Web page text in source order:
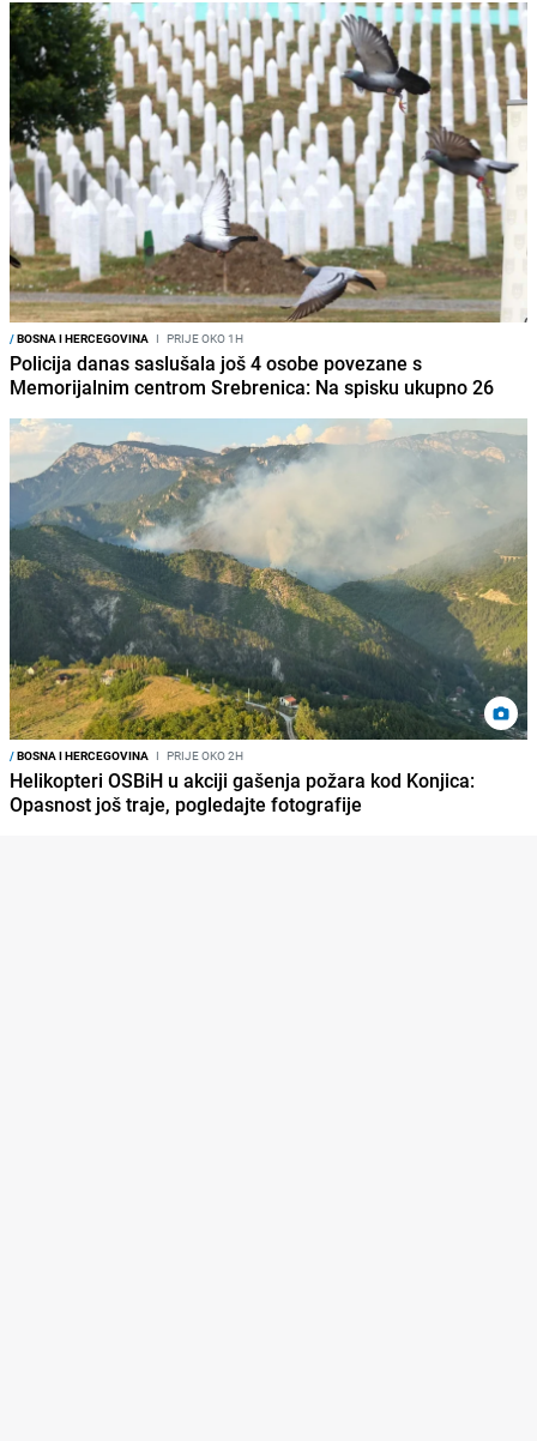
/BOSNA I HERCEGOVINA I PRIJE OKO 1H
Policija danas saslušala još 4 osobe povezane s
Memorijalnim centrom Srebrenica: Na spisku ukupno 26
/BOSNA I HERCEGOVINA I PRIJE OKO 2H
Helikopteri OSBiH u akciji gašenja požara kod Konjica:
Opasnost još traje, pogledajte fotografije